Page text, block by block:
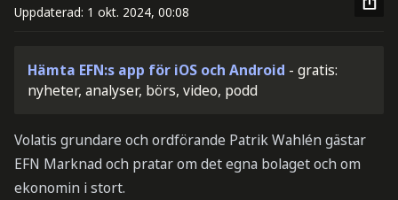
Uppdaterad: 1 okt. 2024, 00:08
Hämta EFN:s app för iOS och Android - gratis:
nyheter, analyser, börs, video, podd
Volatis grundare och ordförande Patrik Wahlén gästar
EFN Marknad och pratar om det egna bolaget och om
ekonomin i stort.